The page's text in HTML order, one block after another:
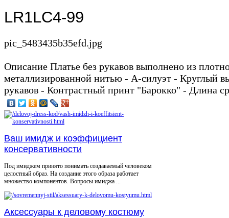
LR1LC4-99
pic_5483435b35efd.jpg
Описание Платье без рукавов выполнено из
металлизированной нитью - A-силуэт - Круглый
рукавов - Контрастный принт "Барокко" - Длина
Ваш имидж и коэффициент
консервативности
Под имиджем принято понимать создаваемый человеком
целостный образ. На создание этого образа работает
множество компонентов. Вопросы имиджа ...
Аксессуары к деловому костюму